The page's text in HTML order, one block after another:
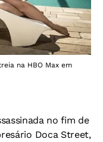
na HBO Max em
no fim de
Doca Street,